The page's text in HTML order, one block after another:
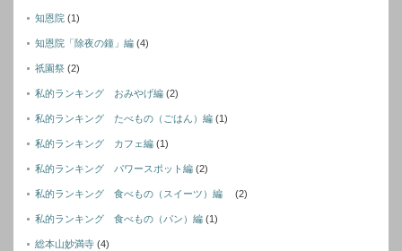
知恩院 (1)
知恩院「除夜の鐘」編 (4)
祇園祭 (2)
私的ランキング おみやげ編 (2)
私的ランキング たべもの（ごはん）編 (1)
私的ランキング カフェ編 (1)
私的ランキング パワースポット編 (2)
私的ランキング 食べもの（スイーツ）編 (2)
私的ランキング 食べもの（パン）編 (1)
総本山妙満寺 (4)